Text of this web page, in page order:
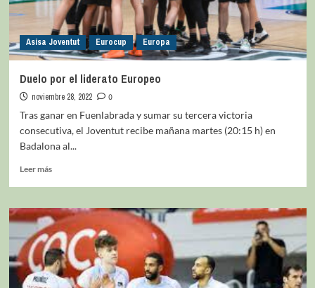
Asisa Joventut Eurocup Europa
Duelo por el liderato Europeo
noviembre 28, 2022
0
Tras ganar en Fuenlabrada y sumar su tercera victoria
consecutiva, el Joventut recibe mañana martes (20:15 h) en
Badalona al...
Leer más